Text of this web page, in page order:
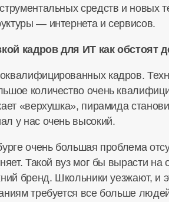
средств и новых
— интернета и сервисов.
кадров для ИТ как обстоят
кадров.
количество очень
«верхушка», пирамида
у нас очень высокий.
очень большая проблема
Такой вуз мог бы вырасти
бренд. Школьники уезжают, и
требуется все больше